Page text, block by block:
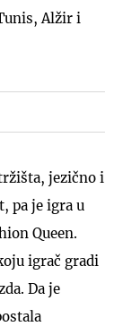
Alžir i
jezično i
pa je igra u
Queen.
igrač gradi
Da je